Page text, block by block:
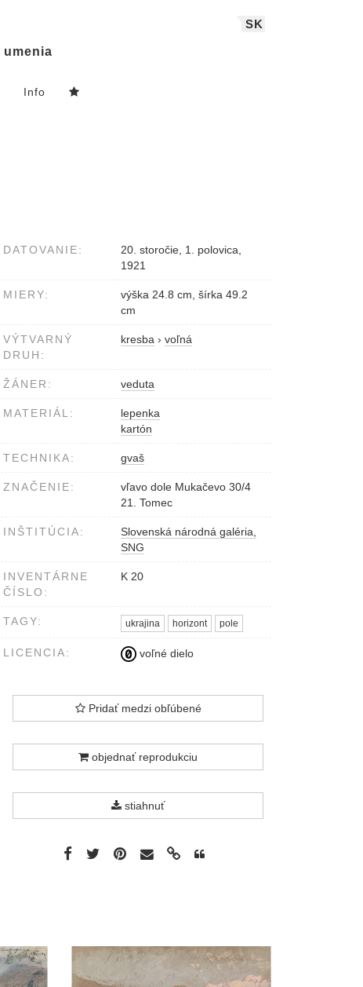
SK
umenia
Info
DATOVANIE:
20. storočie, 1. polovica,
1921
MIERY:
výška 24.8 cm, šírka 49.2
cm
VÝTVARNÝ
DRUH:
kresba › voľná
ŽÁNER: veduta
MATERIÁL:
lepenka
kartón
TECHNIKA: gvaš
ZNAČENIE:
vľavo dole Mukačevo 30/4
21. Tomec
INŠTITÚCIA:
Slovenská národná galéria,
SNG
INVENTÁRNE
ČÍSLO:
K 20
TAGY: ukrajina horizont pole
LICENCIA: voľné dielo
Pridať medzi obľúbené
objednať reprodukciu
stiahnuť